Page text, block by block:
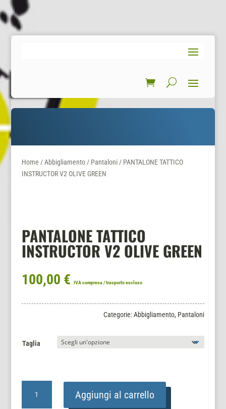
Home /Abbigliamento/ Pantaloni/ PANTALONE TATTICO
INSTRUCTOR V2 OLIVE GREEN
PANTALONE TATTICO
INSTRUCTOR V2 OLIVE GREEN
100,00 € IVA compresa / trasporto escluso
Categorie:Abbigliamento, Pantaloni
Taglia
TATTICO
Aggiungi al carrello